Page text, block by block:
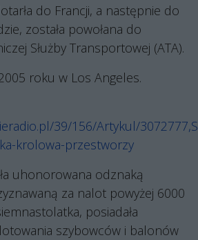
do Francji, a następnie do
została powołana do
Służby Transportowej (ATA).
roku w Los Angeles.
39/156/Artykul/
krolowa-przestworzy
uhonorowana odznaką
za nalot powyżej 6000
posiadała
szybowców i balonów